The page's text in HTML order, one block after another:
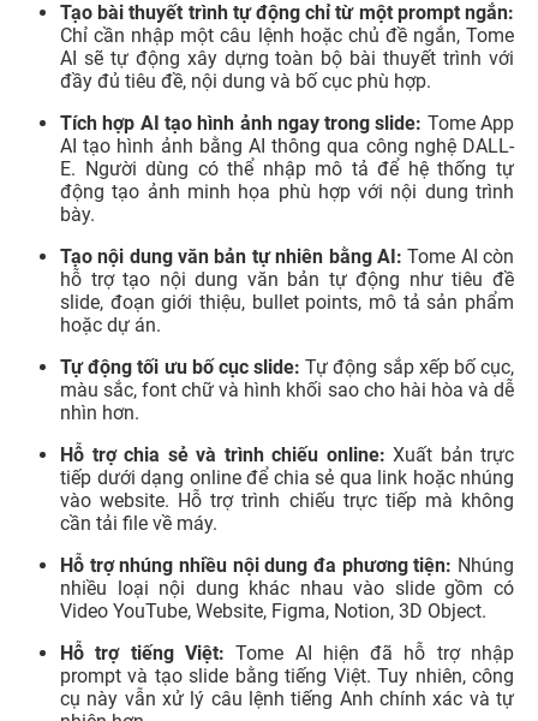
Tạo bài thuyết trình tự động chỉ từ một prompt ngắn:
Chỉ cần nhập một câu lệnh hoặc chủ đề ngắn, Tome
AI sẽ tự động xây dựng toàn bộ bài thuyết trình với
đầy đủ tiêu đề, nội dung và bố cục phù hợp.
Tích hợp AI tạo hình ảnh ngay trong slide: Tome App
AI tạo hình ảnh bằng AI thông qua công nghệ DALL-
E. Người dùng có thể nhập mô tả để hệ thống tự
động tạo ảnh minh họa phù hợp với nội dung trình
bày.
Tạo nội dung văn bản tự nhiên bằng AI: Tome AI còn
hỗ trợ tạo nội dung văn bản tự động như tiêu đề
slide, đoạn giới thiệu, bullet points, mô tả sản phẩm
hoặc dự án.
Tự động tối ưu bố cục slide:Tự động sắp xếp bố cục,
màu sắc, font chữ và hình khối sao cho hài hòa và dễ
nhìn hơn.
Hỗ trợ chia sẻ và trình chiếu online: Xuất bản trực
tiếp dưới dạng online để chia sẻ qua link hoặc nhúng
vào website. Hỗ trợ trình chiếu trực tiếp mà không
cần tải file về máy.
Hỗ trợ nhúng nhiều nội dung đa phương tiện: Nhúng
nhiều loại nội dung khác nhau vào slide gồm có
Video YouTube, Website, Figma, Notion, 3D Object.
Hỗ trợ tiếng Việt: Tome AI hiện đã hỗ trợ nhập
prompt và tạo slide bằng tiếng Việt. Tuy nhiên, công
cụ này vẫn xử lý câu lệnh tiếng Anh chính xác và tự